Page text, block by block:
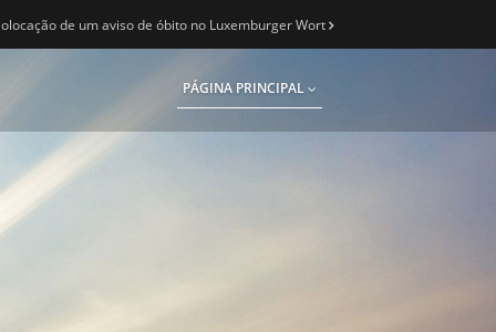
de um aviso de óbito no Luxemburger Wort
PÁGINA PRINCIPAL